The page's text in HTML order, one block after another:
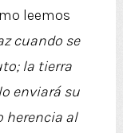
leemos
cuando se
la tierra
enviará su
herencia al